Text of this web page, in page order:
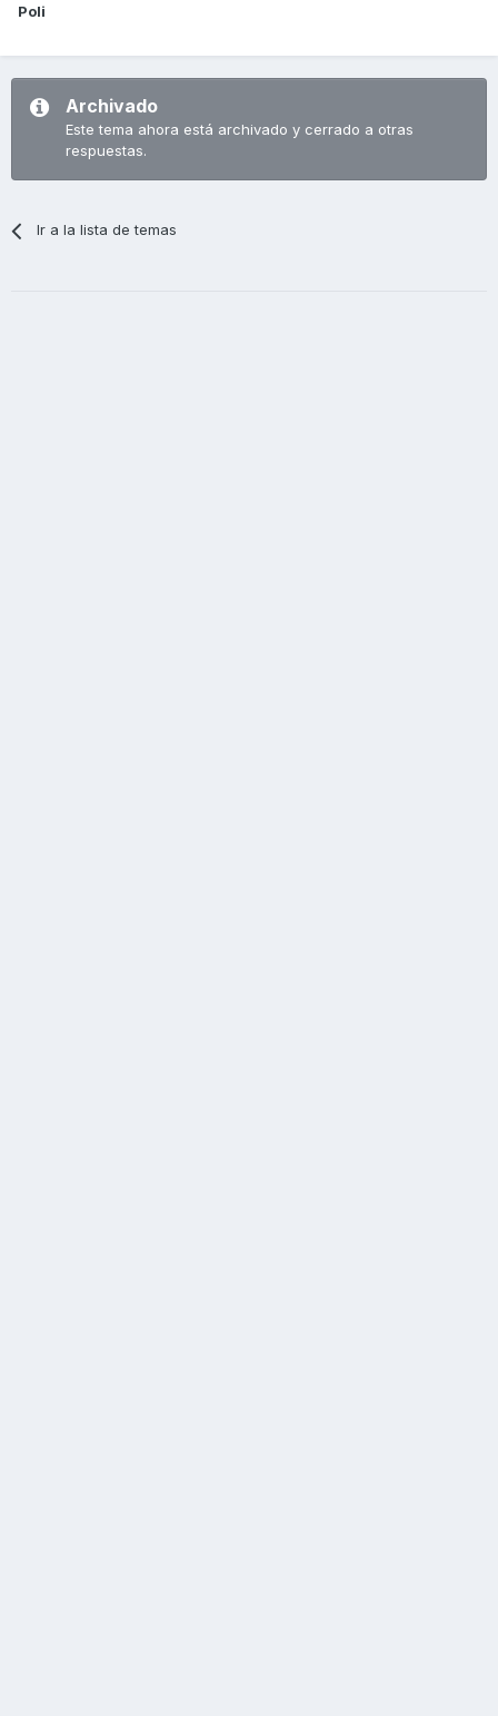
Poli
Archivado
Este tema ahora está archivado y cerrado a otras
respuestas.
Ir a la lista de temas